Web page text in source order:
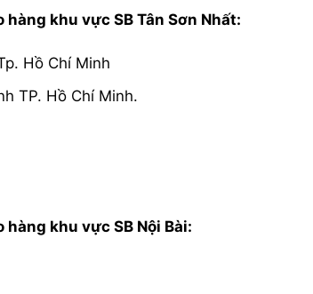
khu vực SB Tân Sơn Nhất:
Hồ Chí Minh
TP. Hồ Chí Minh.
khu vực SB Nội Bài: